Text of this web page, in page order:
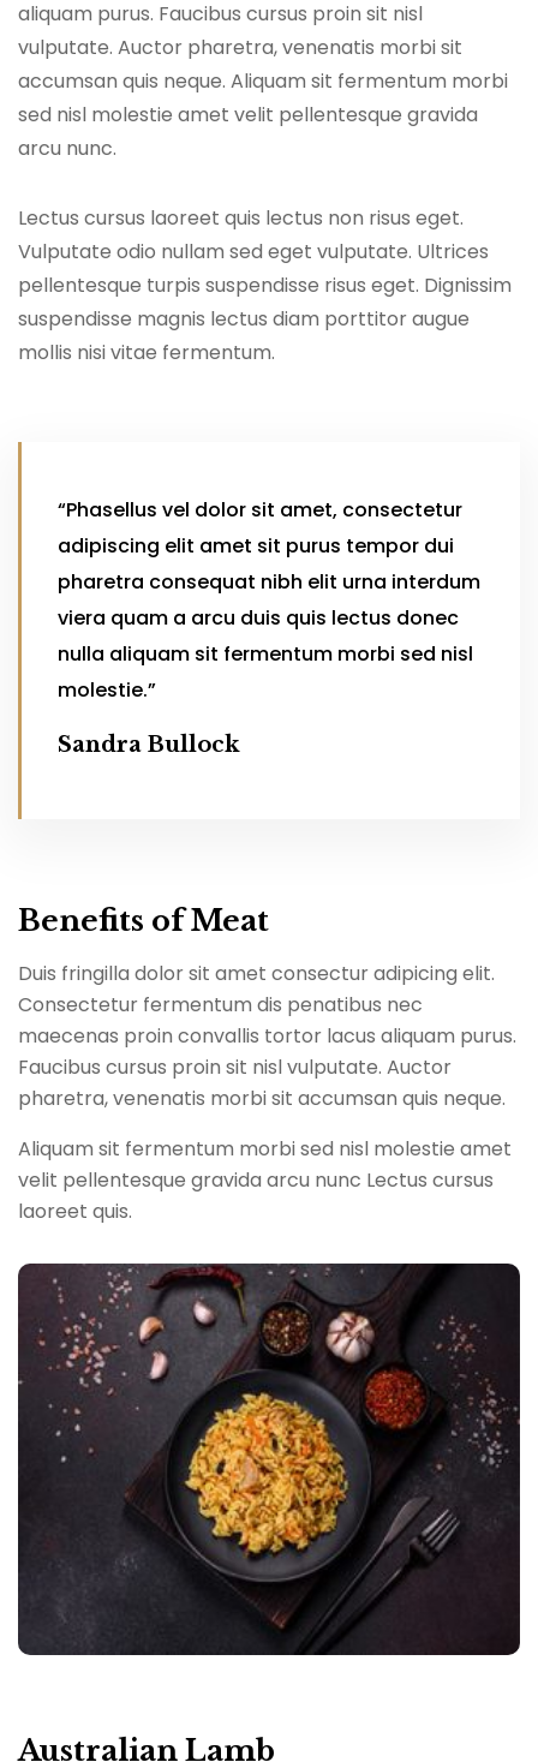
aliquam purus. Faucibus cursus proin sit nisl
vulputate. Auctor pharetra, venenatis morbi sit
accumsan quis neque. Aliquam sit fermentum morbi
sed nisl molestie amet velit pellentesque gravida
arcu nunc.
Lectus cursus laoreet quis lectus non risus eget.
Vulputate odio nullam sed eget vulputate. Ultrices
pellentesque turpis suspendisse risus eget. Dignissim
suspendisse magnis lectus diam porttitor augue
mollis nisi vitae fermentum.
“Phasellus vel dolor sit amet, consectetur
adipiscing elit amet sit purus tempor dui
pharetra consequat nibh elit urna interdum
viera quam a arcu duis quis lectus donec
nulla aliquam sit fermentum morbi sed nisl
molestie.”
Sandra Bullock
Benefits of Meat
Duis fringilla dolor sit amet consectur adipicing elit.
Consectetur fermentum dis penatibus nec
maecenas proin convallis tortor lacus aliquam purus.
Faucibus cursus proin sit nisl vulputate. Auctor
pharetra, venenatis morbi sit accumsan quis neque.
Aliquam sit fermentum morbi sed nisl molestie amet
velit pellentesque gravida arcu nunc Lectus cursus
laoreet quis.
Australian Lamb